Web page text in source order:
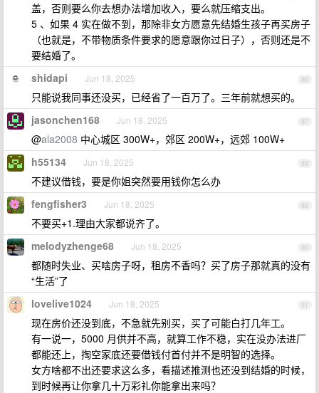
盖，否则要么你去想办法增加收入，要么就压缩支出。
5 、如果 4 实在做不到，那除非女方愿意先结婚生孩子再买房子
（也就是，不带物质条件要求的愿意跟你过日子），否则还是不
要结婚了。
86
shidapi Jun 18, 2025
只能说我同事还没买，已经省了一百万了。三年前就想买的。
87
jasonchen168 Jun 18, 2025
@ala2008 中心城区 300W+，郊区 200W+，远郊 100W+
88
h55134 Jun 18, 2025
不建议借钱，要是你姐突然要用钱你怎么办
89
fengfisher3 Jun 18, 2025
不要买+1.理由大家都说齐了。
90
melodyzhenge68 Jun 18, 2025
都随时失业、买啥房子呀，租房不香吗？买了房子那就真的没有
“生活”了
91
lovelive1024 Jun 18, 2025
现在房价还没到底，不急就先别买，买了可能白打几年工。
有一说一，5000 月供并不高，就算工作不稳，实在没办法进厂
都能还上，掏空家底还要借钱付首付并不是明智的选择。
女方啥都不出还要求这么多，看描述推测也还没到结婚的时候，
到时候再让你拿几十万彩礼你能拿出来吗？